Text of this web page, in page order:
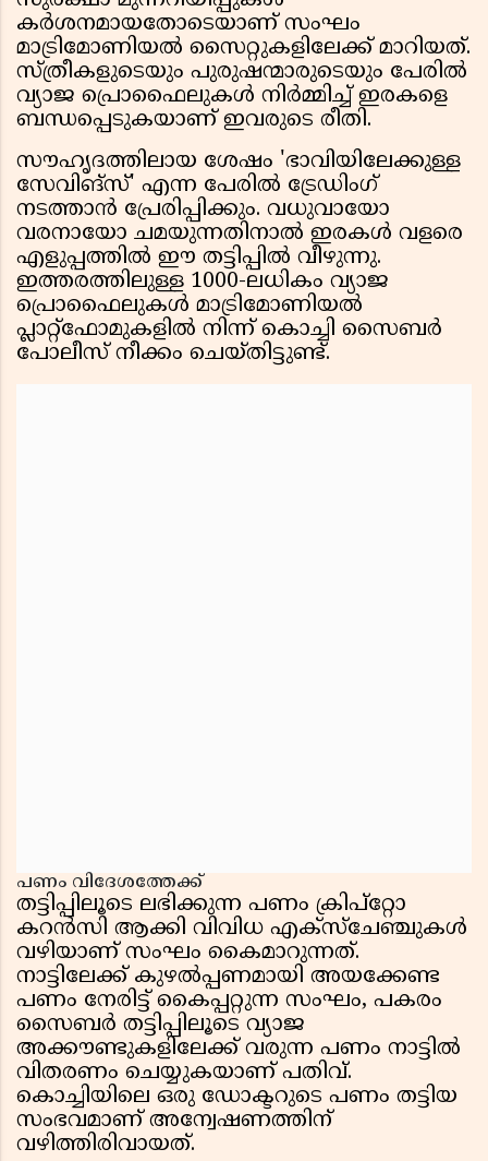
കർശനമായതോടെയാണ് സംഘം
മാട്രിമോണിയൽ സൈറ്റുകളിലേക്ക് മാറിയത്.
സ്ത്രീകളുടെയും പുരുഷന്മാരുടെയും പേരിൽ
വ്യാജ പ്രൊഫൈലുകൾ നിർമ്മിച്ച് ഇരകളെ
ബന്ധപ്പെടുകയാണ് ഇവരുടെ രീതി.
സൗഹൃദത്തിലായ ശേഷം 'ഭാവിയിലേക്കുള്ള
സേവിങ്സ്' എന്ന പേരിൽ ട്രേഡിംഗ്
നടത്താൻ പ്രേരിപ്പിക്കും. വധുവായോ
വരനായോ ചമയുന്നതിനാൽ ഇരകൾ വളരെ
എളുപ്പത്തിൽ ഈ തട്ടിപ്പിൽ വീഴുന്നു.
ഇത്തരത്തിലുള്ള 1000-ലധികം വ്യാജ
പ്രൊഫൈലുകൾ മാട്രിമോണിയൽ
പ്ലാറ്റ്‌ഫോമുകളിൽ നിന്ന് കൊച്ചി സൈബർ
പോലീസ് നീക്കം ചെയ്തിട്ടുണ്ട്.
പണം വിദേശത്തേക്ക്
തട്ടിപ്പിലൂടെ ലഭിക്കുന്ന പണം ക്രിപ്റ്റോ
കറൻസി ആക്കി വിവിധ എക്സ്ചേഞ്ചുകൾ
വഴിയാണ് സംഘം കൈമാറുന്നത്.
നാട്ടിലേക്ക് കുഴൽപ്പണമായി അയക്കേണ്ട
പണം നേരിട്ട് കൈപ്പറ്റുന്ന സംഘം, പകരം
സൈബർ തട്ടിപ്പിലൂടെ വ്യാജ
അക്കൗണ്ടുകളിലേക്ക് വരുന്ന പണം നാട്ടിൽ
വിതരണം ചെയ്യുകയാണ് പതിവ്.
കൊച്ചിയിലെ ഒരു ഡോക്ടറുടെ പണം തട്ടിയ
സംഭവമാണ് അന്വേഷണത്തിന്
വഴിത്തിരിവായത്.